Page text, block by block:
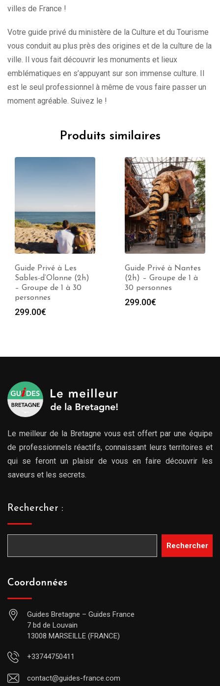
villes de France !
Votre guide privé du ministère de la Culture et du Tourisme
vous conduit au plus près des origines et de la culture de la
ville. Il vous fait découvrir les monuments et lieux
emblématiques en s’appuyant sur son immense culture. Il
est le seul professionnel à même de vous faire passer un
moment agréable. Suivez le !
Produits similaires
Guide Privé à Les
Sables-d’Olonne (2h)
– Groupe de 1 à 30
personnes
299.00€
Guide Privé à Nantes
(2h) – Groupe de 1 à
30 personnes
299.00€
Le meilleur de la Bretagne vous est offert par une équipe
de professionnels réactifs, connaissant leurs territoires et
qui se feront un plaisir de vous en faire découvrir les
saveurs et les secrets.
Rechercher :
Rechercher
Coordonnées
Guides Bretagne – Guides France
7 bd de Louvain
13008 MARSEILLE (FRANCE)
+33744750411
contact@guides-france.com